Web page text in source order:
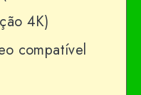
4K)
compatível